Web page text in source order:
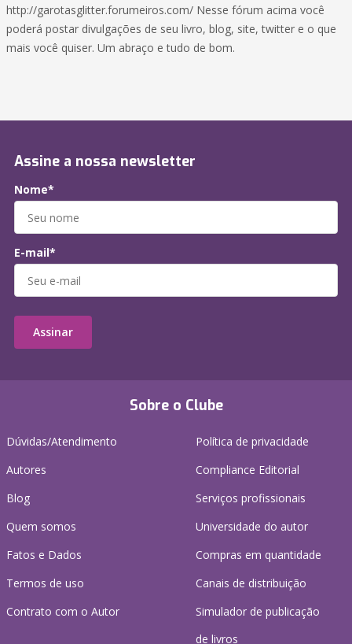
http://garotasglitter.forumeiros.com/ Nesse fórum acima você
poderá postar divulgações de seu livro, blog, site, twitter e o que
mais você quiser. Um abraço e tudo de bom.
Sobre o Clube
Dúvidas/Atendimento
Autores
Blog
Quem somos
Fatos e Dados
Termos de uso
Contrato com o Autor
Política de privacidade
Compliance Editorial
Serviços profissionais
Universidade do autor
Compras em quantidade
Canais de distribuição
Simulador de publicação
de livros
Assine a nossa newsletter
Nome*
E-mail*
Assinar